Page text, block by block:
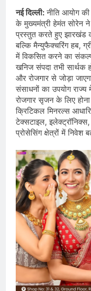
नई दिल्ली:नीति आयोग
के मुख्यमंत्री हेमंत सोरेन
प्रस्तुत करते हुए झारखंड
बल्कि मैन्युफैक्चरिंग हब,
में विकसित करने का
खनिज संपदा तभी सार्थक
और रोजगार से जोड़ा
संसाधनों का उपयोग
रोजगार सृजन के लिए
क्रिटिकल मिनरल्स
टेक्सटाइल,
प्रोसेसिंग क्षेत्रों में निवेश